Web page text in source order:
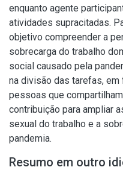
enquanto agente
atividades supracitadas.
objetivo compreender a
sobrecarga do trabalho
social causado pela
na divisão das tarefas,
pessoas que
contribuição para ampliar
sexual do trabalho e a
pandemia.
Resumo em outro